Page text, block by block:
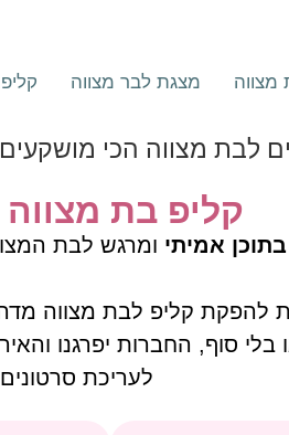
מצגת לבר מצווה
לבת מצווה הכי מושקעים
קליפ בת
בתוכן אמיתי ומרגש לבת
להפקת קליפ לבת מצווה
בלי סוף, החברות יפרגנו
לעריכת